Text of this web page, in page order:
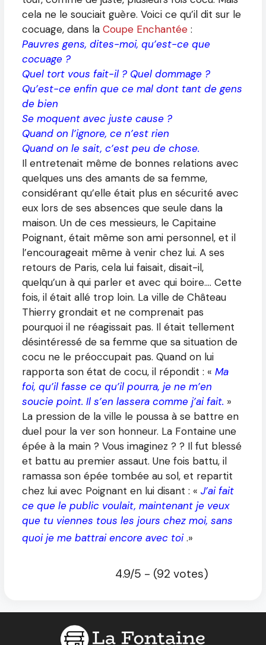
cela ne le souciait guère. Voici ce qu’il dit sur le
cocuage, dans la Coupe Enchantée :
Pauvres gens, dites-moi, qu’est-ce que
cocuage ?
Quel tort vous fait-il ? Quel dommage ?
Qu’est-ce enfin que ce mal dont tant de gens
de bien
Se moquent avec juste cause ?
Quand on l’ignore, ce n’est rien
Quand on le sait, c’est peu de chose.
Il entretenait même de bonnes relations avec
quelques uns des amants de sa femme,
considérant qu’elle était plus en sécurité avec
eux lors de ses absences que seule dans la
maison. Un de ces messieurs, le Capitaine
Poignant, était même son ami personnel, et il
l’encourageait même à venir chez lui. A ses
retours de Paris, cela lui faisait, disait-il,
quelqu’un à qui parler et avec qui boire…. Cette
fois, il était allé trop loin. La ville de Château
Thierry grondait et ne comprenait pas
pourquoi il ne réagissait pas. Il était tellement
désintéressé de sa femme que sa situation de
cocu ne le préoccupait pas. Quand on lui
rapporta son état de cocu, il répondit : « Ma
foi, qu’il fasse ce qu’il pourra, je ne m’en
soucie point. Il s’en lassera comme j’ai fait. »
La pression de la ville le poussa à se battre en
duel pour la ver son honneur. La Fontaine une
épée à la main ? Vous imaginez ? ? Il fut blessé
et battu au premier assaut. Une fois battu, il
ramassa son épée tombée au sol, et repartit
chez lui avec Poignant en lui disant : « J’ai fait
ce que le public voulait, maintenant je veux
que tu viennes tous les jours chez moi, sans
quoi je me battrai encore avec toi.»
4.9/5 - (92 votes)